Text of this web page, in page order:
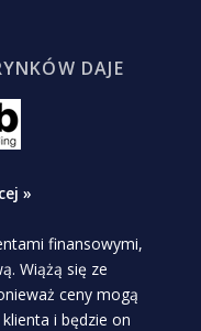
DAJE
»
finansowymi,
Wiążą się ze
ceny mogą
i będzie on